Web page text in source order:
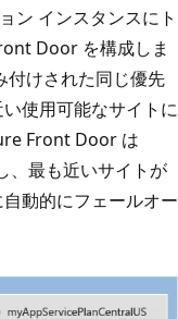
ン インスタンスにト
Door を構成しま
付けされた同じ優先
使用可能なサイトに
Front Door は
、最も近いサイトが
動的にフェールオー